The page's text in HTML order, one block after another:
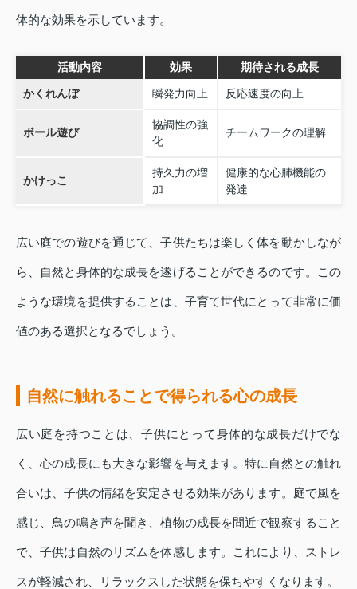
体的な効果を示しています。
活動内容 効果 期待される成長
かくれんぼ 瞬発力向上 反応速度の向上
ボール遊び
協調性の強
化
チームワークの理解
かけっこ
持久力の増
加
健康的な心肺機能の
発達
広い庭での遊びを通じて、子供たちは楽しく体を動かしなが
ら、自然と身体的な成長を遂げることができるのです。この
ような環境を提供することは、子育て世代にとって非常に価
値のある選択となるでしょう。
自然に触れることで得られる心の成長
広い庭を持つことは、子供にとって身体的な成長だけでな
く、心の成長にも大きな影響を与えます。特に自然との触れ
合いは、子供の情緒を安定させる効果があります。庭で風を
感じ、鳥の鳴き声を聞き、植物の成長を間近で観察すること
で、子供は自然のリズムを体感します。これにより、ストレ
スが軽減され、リラックスした状態を保ちやすくなります。